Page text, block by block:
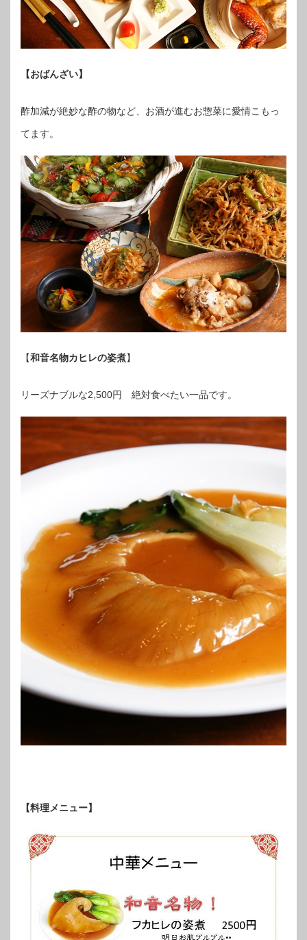
【おばんざい】
酢加減が絶妙な酢の物など、お酒が進むお惣菜に愛情こもっ
てます。
【和音名物カヒレの姿煮】
リーズナブルな2,500円 絶対食べたい一品です。
【料理メニュー】